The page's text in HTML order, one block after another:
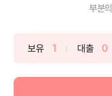
부분
보유 1 대출 0